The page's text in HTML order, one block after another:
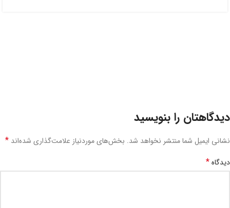
دیدگاهتان را بنویسید
نشانی ایمیل شما منتشر نخواهد شد. بخش‌های موردنیاز علامت‌گذاری شده‌اند *
دیدگاه*